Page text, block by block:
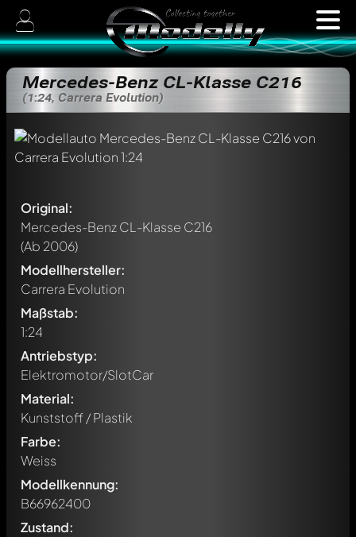
Mercedes-Benz CL-Klasse C216
(1:24, Carrera Evolution)
Original:
Mercedes-Benz CL-Klasse C216
(Ab 2006)
Modellhersteller:
Carrera Evolution
Maßstab:
1:24
Antriebstyp:
Elektromotor/SlotCar
Material:
Kunststoff / Plastik
Farbe:
Weiss
Modellkennung:
B66962400
Zustand: